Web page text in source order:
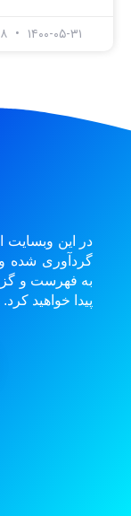
۱۴۰۰-۰۵-۳۱
در این وبسایت
گردآوری شده
به فهرست و
پیدا خواهید کرد.